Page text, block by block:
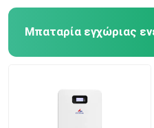
Μπαταρία εγχώριας